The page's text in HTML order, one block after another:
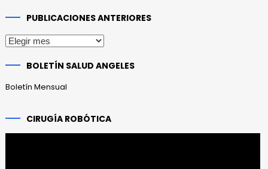
PUBLICACIONES ANTERIORES
Publicaciones
BOLETÍN SALUD ANGELES
Boletín Mensual
CIRUGÍA ROBÓTICA